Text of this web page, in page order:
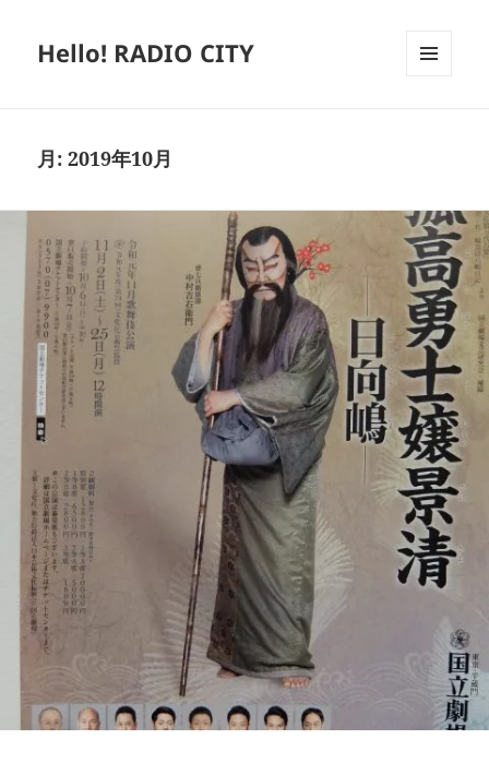
Hello! RADIO CITY
月:2019年10月